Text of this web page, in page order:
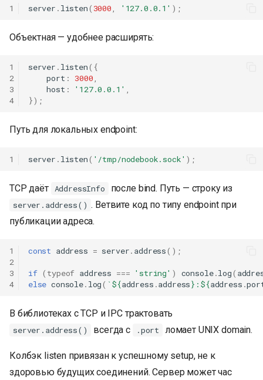
1 server . listen( 3000 '127.0.0.1' );
Объектная — удобнее расширять:
1
2
3
4
server . listen({
port : 3000
host : '127.0.0.1'
});
Путь для локальных endpoint:
1 server . listen( '/tmp/nodebook.sock' );
TCP даёт AddressInfo после bind. Путь — строку из
server.address() . Ветвите код по типу endpoint при
публикации адреса.
1
2
3
4
const address = server. address();
if ( typeof address === 'string' ) console.log(
else console. log( ` ${address .address} : ${address .
В библиотеках с TCP и IPC трактовать
server.address() всегда с .port ломает UNIX domain.
Колбэк listen привязан к успешному setup, не к
здоровью будущих соединений. Сервер может час